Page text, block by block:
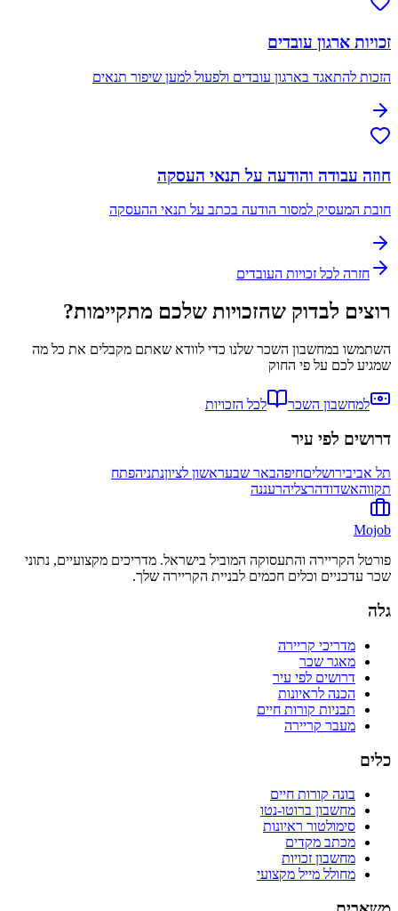
זכויות ארגון עובדים
הזכות להתאגד בארגון עובדים ולפעול למען שיפור תנאים
חוזה עבודה והודעה על תנאי העסקה
חובת המעסיק למסור הודעה בכתב על תנאי ההעסקה
חזרה לכל זכויות העובדים
רוצים לבדוק שהזכויות שלכם מתקיימות?
השתמשו במחשבון השכר שלנו כדי לוודא שאתם מקבלים את כל מה
שמגיע לכם על פי החוק
למחשבון השכר לכל הזכויות
דרושים לפי עיר
תל אביבירושליםחיפהבאר שבעראשון לציוןנתניהפתח
תקווהאשדודהרצליהרעננה
Mojob
פורטל הקריירה והתעסוקה המוביל בישראל. מדריכים מקצועיים, נתוני
שכר עדכניים וכלים חכמים לבניית הקריירה שלך.
גלה
מדריכי קריירה
מאגר שכר
דרושים לפי עיר
הכנה לראיונות
תבניות קורות חיים
מעבר קריירה
כלים
בונה קורות חיים
מחשבון ברוטו-נטו
סימולטור ראיונות
מכתב מקדים
מחשבון זכויות
מחולל מייל מקצועי